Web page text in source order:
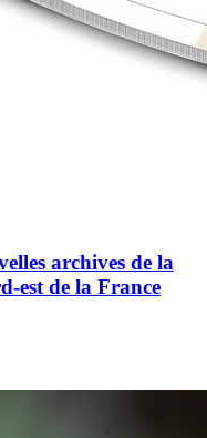
archives de la
est de la France